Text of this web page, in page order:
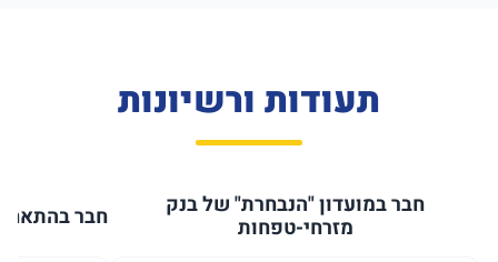
תעודות ורשיונות
חבר במועדון "הנבחרת" של בנק
מזרחי-טפחות חבר